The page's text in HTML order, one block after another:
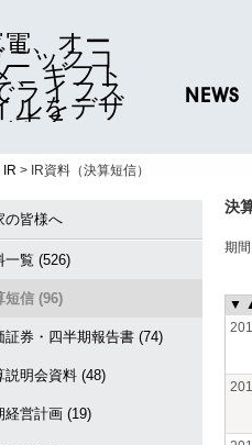
NEWS
プレスリリース
IR > IR資料（決算短信）
の皆様へ
一覧 (526)
短信 (96)
証券・四半期報告書 (74)
説明会資料 (48)
経営計画 (19)
決
期間
▼